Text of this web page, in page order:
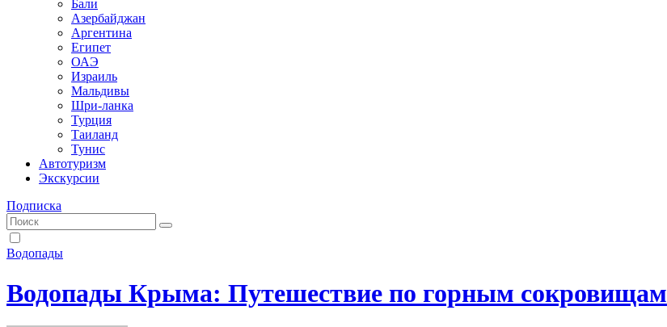
Бали
Азербайджан
Аргентина
Египет
ОАЭ
Израиль
Мальдивы
Шри-ланка
Турция
Таиланд
Тунис
Автотуризм
Экскурсии
Подписка
Водопады
Водопады Крыма: Путешествие по горным сокровищам